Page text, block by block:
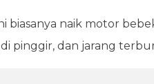
biasanya naik motor
pinggir, dan jarang